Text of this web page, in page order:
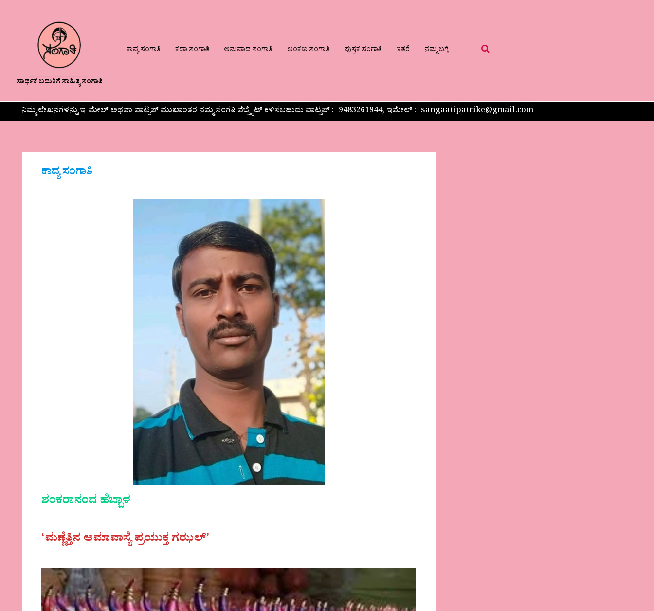
ಸಾರ್ಥಕ ಬದುಕಿಗೆ ಸಾಹಿತ್ಯ ಸಂಗಾತಿ
ಕಾವ್ಯ ಸಂಗಾತಿ ಕಥಾ ಸಂಗಾತಿ ಅನುವಾದ ಸಂಗಾತಿ ಅಂಕಣ ಸಂಗಾತಿ ಪುಸ್ತಕ ಸಂಗಾತಿ ಇತರೆ ನಮ್ಮ ಬಗ್ಗೆ
ನಿಮ್ಮ ಲೇಖನಗಳನ್ನು ಇ-ಮೇಲ್ ಅಥವಾ ವಾಟ್ಸಪ್ ಮುಖಾಂತರ ನಮ್ಮ ಸಂಗತಿ ವೆಬ್ಸೈಟ್ ಕಳಿಸಬಹುದು ವಾಟ್ಸಪ್‌ :- 9483261944, ಇಮೇಲ್ :- sangaatipatrike@gmail.com
ಕಾವ್ಯ ಸಂಗಾತಿ
ಶಂಕರಾನಂದ ಹೆಬ್ಬಾಳ
‘ಮಣ್ಣೆತ್ತಿನ ಅಮಾವಾಸ್ಯೆ ಪ್ರಯುಕ್ತ ಗಝಲ್’